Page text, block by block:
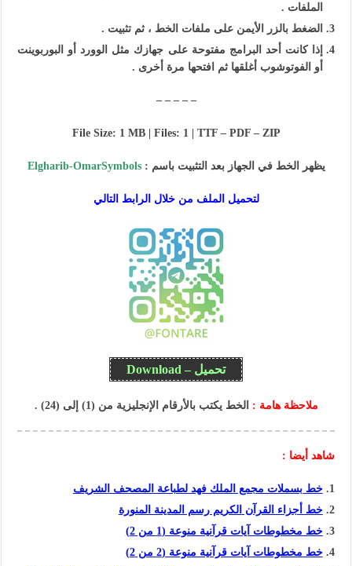
الملفات .
الضغط بالزر الأيمن على ملفات الخط ، ثم تثبيت .
إذا كانت أحد البرامج مفتوحة على جهازك مثل الوورد أو البوربوينت
أو الفوتوشوب أغلقها ثم افتحها مرة أخرى .
– – – – –
File Size: 1 MB | Files: 1 | TTF – PDF – ZIP
يظهر الخط في الجهاز بعد التثبيت باسم :Elgharib-OmarSymbols
لتحميل الملف من خلال الرابط التالي
تحميل – Download
ملاحظة هامة : الخط يكتب بالأرقام الإنجليزية من (1) إلى (24) .
شاهد أيضا :
خط بسملات مجمع الملك فهد لطباعة المصحف الشريف
خط أجزاء القرآن الكريم رسم المدينة المنورة
خط مخطوطات آيات قرآنية منوعة (1 من 2)
خط مخطوطات آيات قرآنية منوعة (2 من 2)